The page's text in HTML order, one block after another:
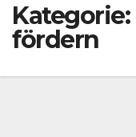
Kategorie:
fördern